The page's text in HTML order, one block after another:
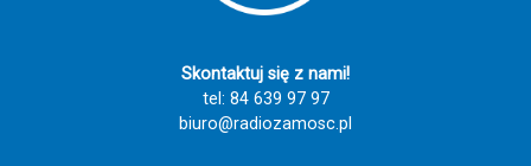
Skontaktuj się z nami!
tel: 84 639 97 97
biuro@radiozamosc.pl